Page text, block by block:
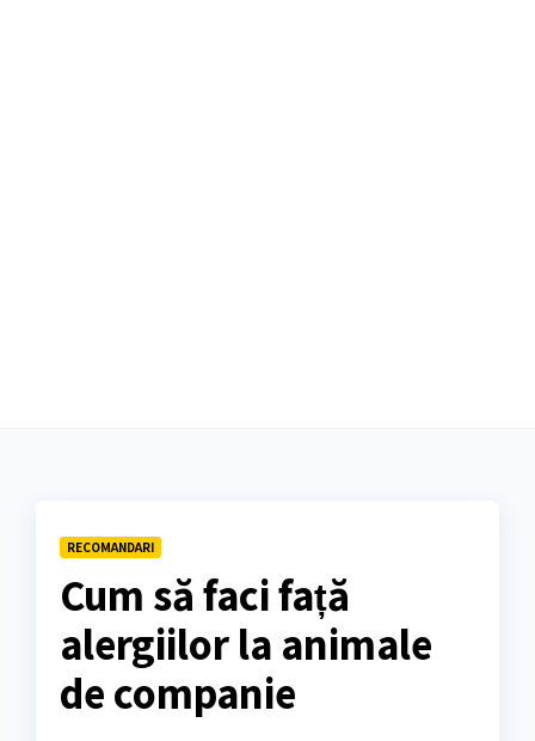
RECOMANDARI
Cum să faci față
alergiilor la animale
de companie